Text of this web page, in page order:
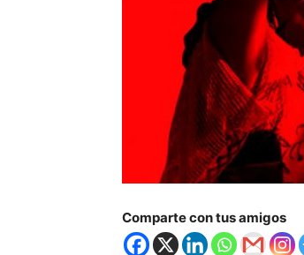
Comparte con tus amigos